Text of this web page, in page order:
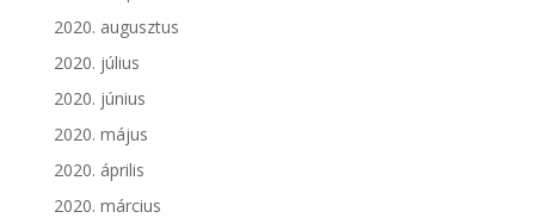
2020. augusztus
2020. július
2020. június
2020. május
2020. április
2020. március